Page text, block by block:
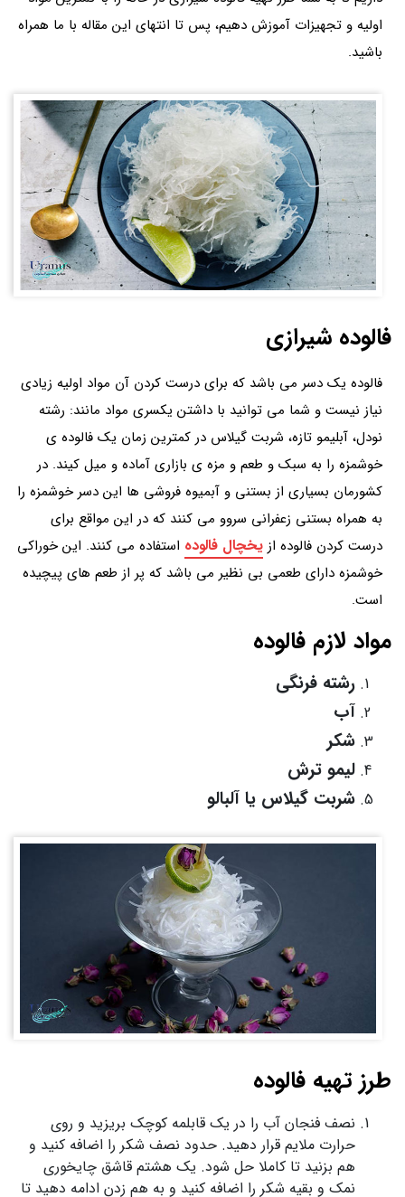
اولیه و تجهیزات آموزش دهیم، پس تا انتهای این مقاله با ما همراه
باشید.
فالوده شیرازی
فالوده یک دسر می باشد که برای درست کردن آن مواد اولیه زیادی
نیاز نیست و شما می توانید با داشتن یکسری مواد مانند: رشته
نودل، آبلیمو تازه، شربت گیلاس در کمترین زمان یک فالوده ی
خوشمزه را به سبک و طعم و مزه ی بازاری آماده و میل کیند. در
کشورمان بسیاری از بستنی و آبمیوه فروشی ها این دسر خوشمزه را
به همراه بستنی زعفرانی سروو می کنند که در این مواقع برای
درست کردن فالوده از یخچال فالوده استفاده می کنند. این خوراکی
خوشمزه دارای طعمی بی نظیر می باشد که پر از طعم های پیچیده
است.
مواد لازم فالوده
رشته فرنگی
آب
شکر
لیمو ترش
شربت گیلاس یا آلبالو
طرز تهیه فالوده
نصف فنجان آب را در یک قابلمه کوچک بریزید و روی
حرارت ملایم قرار دهید. حدود نصف شکر را اضافه کنید و
هم بزنید تا کاملا حل شود. یک هشتم قاشق چایخوری
نمک و بقیه شکر را اضافه کنید و به هم زدن ادامه دهید تا